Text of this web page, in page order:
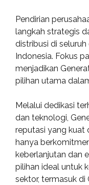
Pendirian
langkah strategis
distribusi di
Indonesia. Fokus
menjadikan
pilihan utama
Melalui dedikasi
dan teknologi,
reputasi yang kuat
hanya
keberlanjutan dan
pilihan ideal untuk
sektor, termasuk di